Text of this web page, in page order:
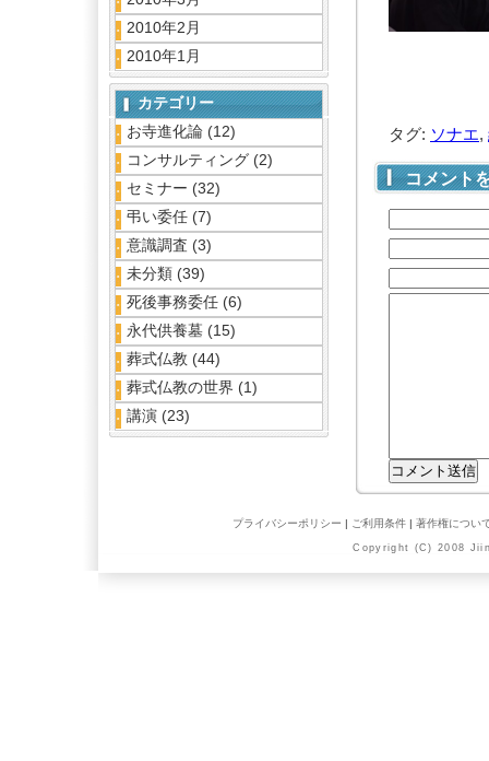
2010年2月
2010年1月
カテゴリー
お寺進化論 (12)
コンサルティング (2)
セミナー (32)
弔い委任 (7)
意識調査 (3)
未分類 (39)
死後事務委任 (6)
永代供養墓 (15)
葬式仏教 (44)
葬式仏教の世界 (1)
講演 (23)
タグ: ソナエ,
コメント
プライバシーポリシー | ご利用条件 | 著作権につい
Copyright (C) 2008